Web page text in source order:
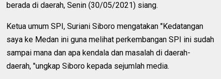
berada di daerah, Senin (30/05/2021) siang.
Ketua umum SPI, Suriani Siboro mengatakan "Kedatangan
saya ke Medan ini guna melihat perkembangan SPI ini sudah
sampai mana dan apa kendala dan masalah di daerah-
daerah, "ungkap Siboro kepada sejumlah media.